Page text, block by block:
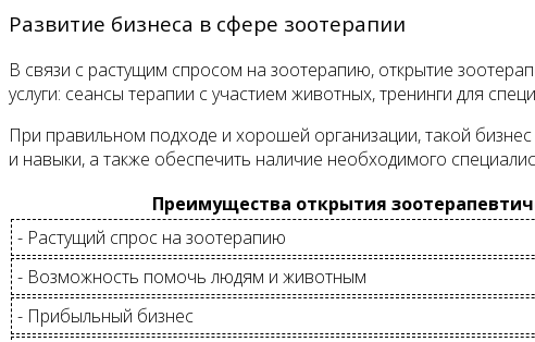
Развитие бизнеса в сфере зоотерапии
В связи с растущим спросом на зоотерапию, открытие
услуги: сеансы терапии с участием животных, тренинги для
При правильном подходе и хорошей организации, такой
и навыки, а также обеспечить наличие необходимого
Преимущества открытия
- Растущий спрос на зоотерапию
- Возможность помочь людям и животным
- Прибыльный бизнес